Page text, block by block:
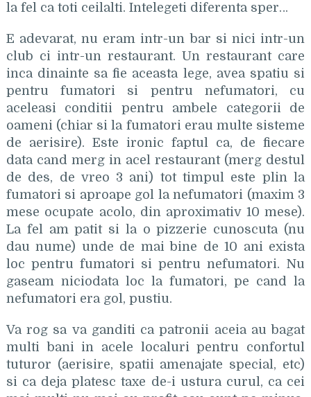
la fel ca toti ceilalti. Intelegeti diferenta sper…
E adevarat, nu eram intr-un bar si nici intr-un
club ci intr-un restaurant. Un restaurant care
inca dinainte sa fie aceasta lege, avea spatiu si
pentru fumatori si pentru nefumatori, cu
aceleasi conditii pentru ambele categorii de
oameni (chiar si la fumatori erau multe sisteme
de aerisire). Este ironic faptul ca, de fiecare
data cand merg in acel restaurant (merg destul
de des, de vreo 3 ani) tot timpul este plin la
fumatori si aproape gol la nefumatori (maxim 3
mese ocupate acolo, din aproximativ 10 mese).
La fel am patit si la o pizzerie cunoscuta (nu
dau nume) unde de mai bine de 10 ani exista
loc pentru fumatori si pentru nefumatori. Nu
gaseam niciodata loc la fumatori, pe cand la
nefumatori era gol, pustiu.
Va rog sa va ganditi ca patronii aceia au bagat
multi bani in acele localuri pentru confortul
tuturor (aerisire, spatii amenajate special, etc)
si ca deja platesc taxe de-i ustura curul, ca cei